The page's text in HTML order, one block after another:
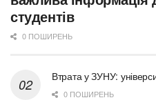
студентів
0 ПОШИРЕНЬ
Втрата у ЗУНУ:
0 ПОШИРЕНЬ